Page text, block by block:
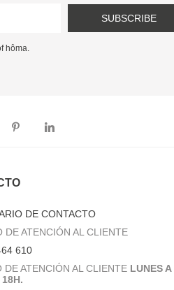
SUBSCRIBE
hôma.
DE CONTACTO
DE ATENCIÓN AL CLIENTE
610
DE ATENCIÓN AL CLIENTE LUNES
18H.